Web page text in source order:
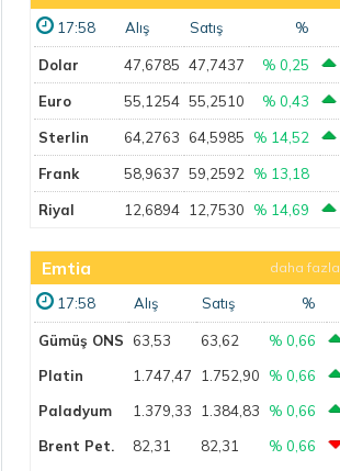
17:58 Alış Satış %
Dolar 47,6785 47,7437 % 0,25
Euro 55,1254 55,2510 % 0,43
Sterlin 64,2763 64,5985 % 14,52
Frank 58,9637 59,2592 % 13,18
Riyal 12,6894 12,7530 % 14,69
Emtia daha fazla
17:58 Alış Satış %
Gümüş ONS 63,53 63,62
% 0,66
Platin
1.747,47 1.752,90
% 0,66
Paladyum
1.379,33 1.384,83
% 0,66
Brent Pet.
82,31 82,31
% 0,66